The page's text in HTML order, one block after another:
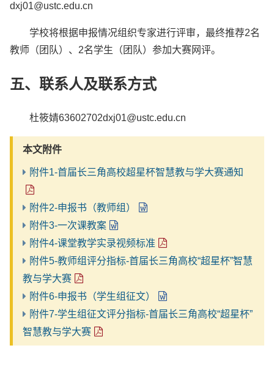
dxj01@ustc.edu.cn
学校将根据申报情况组织专家进行评审，最终推荐2名
教师（团队）、2名学生（团队）参加大赛网评。
五、联系人及联系方式
杜筱婧63602702dxj01@ustc.edu.cn
本文附件
附件1-首届长三角高校超星杯智慧教与学大赛通知
附件2-申报书（教师组）
附件3-一次课教案
附件4-课堂教学实录视频标准
附件5-教师组评分指标-首届长三角高校“超星杯”智慧
教与学大赛
附件6-申报书（学生组征文）
附件7-学生组征文评分指标-首届长三角高校“超星杯”
智慧教与学大赛